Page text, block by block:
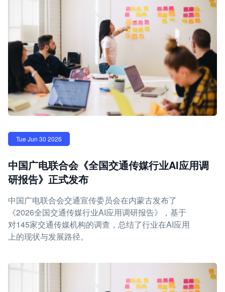
Tue Jun 30 2026
中国广电联合会《全国交通传媒行业AI应用调
研报告》正式发布
中国广电联合会交通宣传委员会在内蒙古发布了
《2026全国交通传媒行业AI应用调研报告》，基于
对145家交通传媒机构的调查，总结了行业在AI应用
上的现状与发展路径。